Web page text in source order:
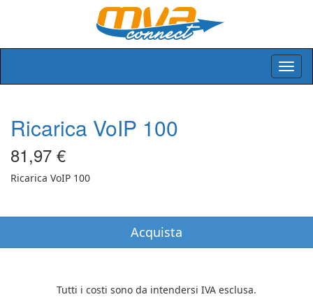
Ricarica VoIP 100
81,97 €
Ricarica VoIP 100
Tutti i costi sono da intendersi IVA esclusa.